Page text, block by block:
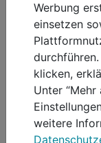
Tipp#2
Nehmen Sie
Murtalbahn,
Landschaft
nostalgische
während der
Bull Ring ein
Sie etliche
Werbung
einsetzen
klicken,
Unter “Mehr
weitere